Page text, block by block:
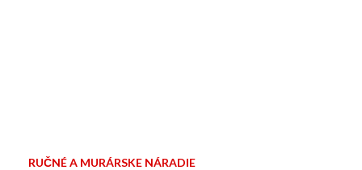
RUČNÉ A MURÁRSKE NÁRADIE